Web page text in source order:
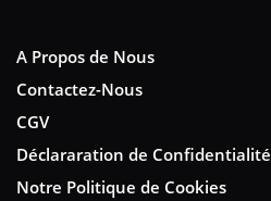
A Propos de Nous
Contactez-Nous
CGV
Déclararation de Confidentialité
Notre Politique de Cookies